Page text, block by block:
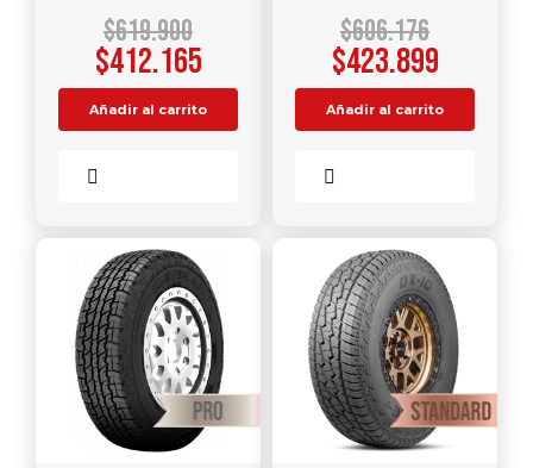
$619.900
$412.165
Añadir al carrito
$606.176
$423.899
Añadir al carrito